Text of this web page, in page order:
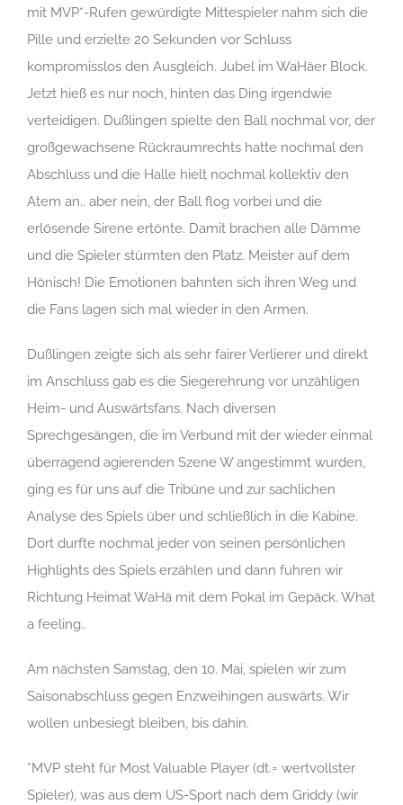
mit MVP*-Rufen gewürdigte Mittespieler nahm sich die
Pille und erzielte 20 Sekunden vor Schluss
kompromisslos den Ausgleich. Jubel im WaHäer Block.
Jetzt hieß es nur noch, hinten das Ding irgendwie
verteidigen. Dußlingen spielte den Ball nochmal vor, der
großgewachsene Rückraumrechts hatte nochmal den
Abschluss und die Halle hielt nochmal kollektiv den
Atem an.. aber nein, der Ball flog vorbei und die
erlösende Sirene ertönte. Damit brachen alle Dämme
und die Spieler stürmten den Platz. Meister auf dem
Hönisch! Die Emotionen bahnten sich ihren Weg und
die Fans lagen sich mal wieder in den Armen.
Dußlingen zeigte sich als sehr fairer Verlierer und direkt
im Anschluss gab es die Siegerehrung vor unzähligen
Heim- und Auswärtsfans. Nach diversen
Sprechgesängen, die im Verbund mit der wieder einmal
überragend agierenden Szene W angestimmt wurden,
ging es für uns auf die Tribüne und zur sachlichen
Analyse des Spiels über und schließlich in die Kabine.
Dort durfte nochmal jeder von seinen persönlichen
Highlights des Spiels erzählen und dann fuhren wir
Richtung Heimat WaHä mit dem Pokal im Gepäck. What
a feeling..
Am nächsten Samstag, den 10. Mai, spielen wir zum
Saisonabschluss gegen Enzweihingen auswärts. Wir
wollen unbesiegt bleiben, bis dahin.
*MVP steht für Most Valuable Player (dt.= wertvollster
Spieler), was aus dem US-Sport nach dem Griddy (wir